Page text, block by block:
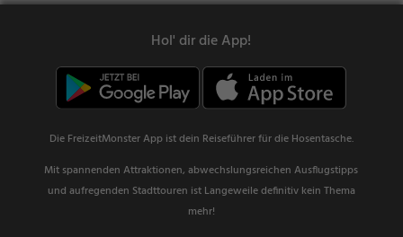
Hol' dir die App!
Die FreizeitMonster App ist dein Reiseführer für die Hosentasche.
Mit spannenden Attraktionen, abwechslungsreichen Ausflugstipps
und aufregenden Stadttouren ist Langeweile definitiv kein Thema
mehr!